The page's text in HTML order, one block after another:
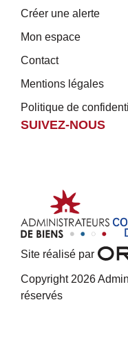
Créer une alerte
Mon espace
Contact
Mentions légales
Politique de
SUIVEZ-NOUS
Site réalisé par
Copyright 2026
réservés